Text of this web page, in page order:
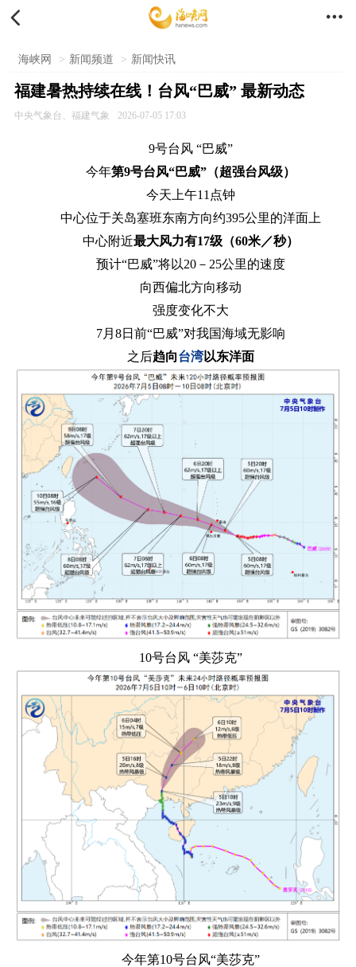
 
海峡网 > 新闻频道 > 新闻快讯
福建暑热持续在线！台风“巴威” 最新动态
中央气象台、福建气象 2026-07-05 17:03
9号台风 “巴威”
今年第9号台风“巴威”（超强台风级）
今天上午11点钟
中心位于关岛塞班东南方向约395公里的洋面上
中心附近最大风力有17级（60米／秒）
预计“巴威”将以20－25公里的速度
向西偏北方向移动
强度变化不大
7月8日前“巴威”对我国海域无影响
之后趋向台湾以东洋面
10号台风 “美莎克”
今年第10号台风“美莎克”